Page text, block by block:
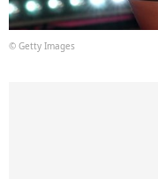
© Getty Images